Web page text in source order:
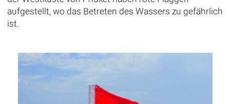
aufgestellt, wo das Betreten des Wassers zu gefährlich
ist.